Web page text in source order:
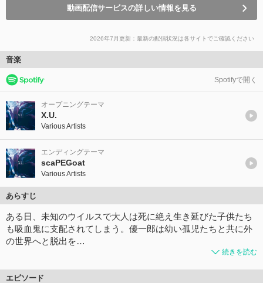
動画配信サービスの詳しい情報を見る
2026年7月更新：最新の配信状況は各サイトでご確認ください
音楽
Spotifyで開く
オープニングテーマ
X.U.
Various Artists
エンディングテーマ
scaPEGoat
Various Artists
あらすじ
ある日、未知のウイルスで大人は死に絶え生き延びた子供たち
も吸血鬼に支配されてしまう。優一郎は幼い孤児たちと共に外
の世界へと脱出を…
続きを読む
エピソード